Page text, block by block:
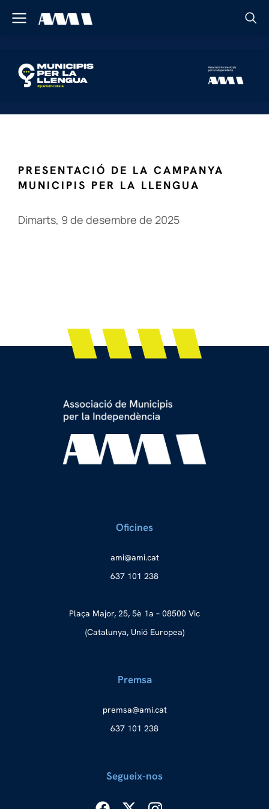
PRESENTACIÓ DE LA CAMPANYA
MUNICIPIS PER LA LLENGUA
Dimarts, 9 de desembre de 2025
Oficines
tac.i
ma@im
a
637 101 238
Plaça Major, 25, 5è 1a – 08500 Vic
(Catalunya, Unió Europea)
Premsa
tac.i
ma@as
merp
637 101 238
Segueix-nos